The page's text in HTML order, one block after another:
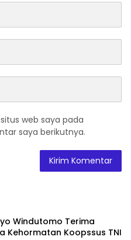
web saya pada
saya berikutnya.
Windutomo Terima
Kehormatan Koopssus TNI